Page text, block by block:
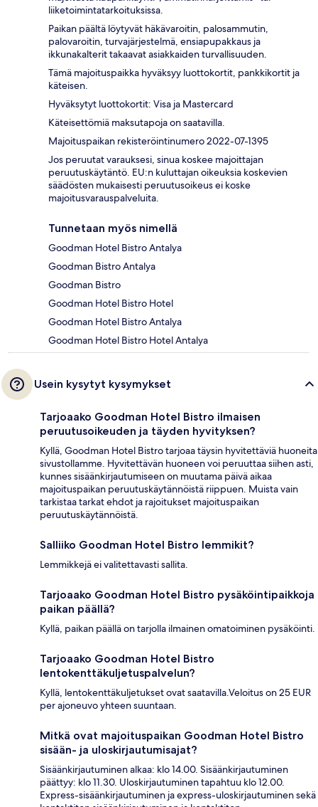
liiketoimintatarkoituksissa.
Paikan päältä löytyvät häkävaroitin, palosammutin,
palovaroitin, turvajärjestelmä, ensiapupakkaus ja
ikkunakalterit takaavat asiakkaiden turvallisuuden.
Tämä majoituspaikka hyväksyy luottokortit, pankkikortit ja
käteisen.
Hyväksytyt luottokortit: Visa ja Mastercard
Käteisettömiä maksutapoja on saatavilla.
Majoituspaikan rekisteröintinumero 2022-07-1395
Jos peruutat varauksesi, sinua koskee majoittajan
peruutuskäytäntö. EU:n kuluttajan oikeuksia koskevien
säädösten mukaisesti peruutusoikeus ei koske
majoitusvarauspalveluita.
Tunnetaan myös nimellä
Goodman Hotel Bistro Antalya
Goodman Bistro Antalya
Goodman Bistro
Goodman Hotel Bistro Hotel
Goodman Hotel Bistro Antalya
Goodman Hotel Bistro Hotel Antalya
Usein kysytyt kysymykset
Tarjoaako Goodman Hotel Bistro ilmaisen
peruutusoikeuden ja täyden hyvityksen?
Kyllä, Goodman Hotel Bistro tarjoaa täysin hyvitettäviä huoneita
sivustollamme. Hyvitettävän huoneen voi peruuttaa siihen asti,
kunnes sisäänkirjautumiseen on muutama päivä aikaa
majoituspaikan peruutuskäytännöistä riippuen. Muista vain
tarkistaa tarkat ehdot ja rajoitukset majoituspaikan
peruutuskäytännöistä.
Salliiko Goodman Hotel Bistro lemmikit?
Lemmikkejä ei valitettavasti sallita.
Tarjoaako Goodman Hotel Bistro pysäköintipaikkoja
paikan päällä?
Kyllä, paikan päällä on tarjolla ilmainen omatoiminen pysäköinti.
Tarjoaako Goodman Hotel Bistro
lentokenttäkuljetuspalvelun?
Kyllä, lentokenttäkuljetukset ovat saatavilla.Veloitus on 25 EUR
per ajoneuvo yhteen suuntaan.
Mitkä ovat majoituspaikan Goodman Hotel Bistro
sisään- ja uloskirjautumisajat?
Sisäänkirjautuminen alkaa: klo 14.00. Sisäänkirjautuminen
päättyy: klo 11.30. Uloskirjautuminen tapahtuu klo 12.00.
Express-sisäänkirjautuminen ja express-uloskirjautuminen sekä